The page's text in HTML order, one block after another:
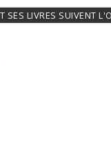
SES LIVRES SUIVENT